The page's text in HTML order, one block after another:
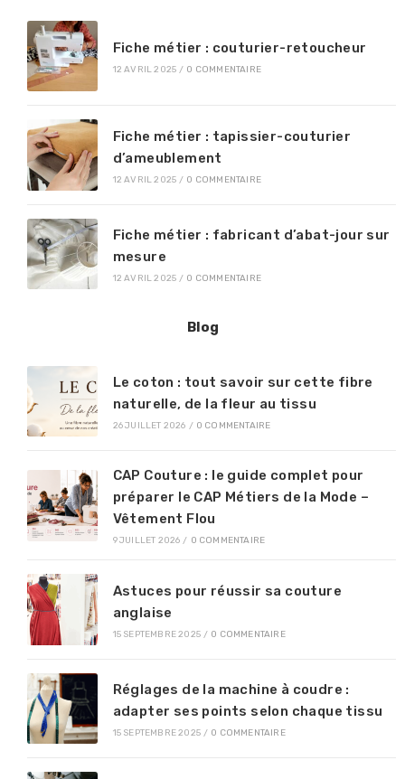
Fiche métier : couturier-retoucheur
12 AVRIL 2025 / 0 COMMENTAIRE
Fiche métier : tapissier-couturier
d’ameublement
12 AVRIL 2025 / 0 COMMENTAIRE
Fiche métier : fabricant d’abat-jour sur
mesure
12 AVRIL 2025 / 0 COMMENTAIRE
Blog
Le coton : tout savoir sur cette fibre
naturelle, de la fleur au tissu
26 JUILLET 2026 / 0 COMMENTAIRE
CAP Couture : le guide complet pour
préparer le CAP Métiers de la Mode –
Vêtement Flou
9 JUILLET 2026 / 0 COMMENTAIRE
Astuces pour réussir sa couture
anglaise
15 SEPTEMBRE 2025 / 0 COMMENTAIRE
Réglages de la machine à coudre :
adapter ses points selon chaque tissu
15 SEPTEMBRE 2025 / 0 COMMENTAIRE